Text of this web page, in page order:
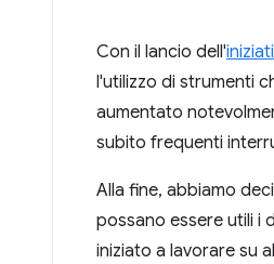
Con il lancio dell'
l'utilizzo di strumenti
aumentato
subito frequenti
Alla fine, abbiamo
possano essere utili i
iniziato a lavorare su